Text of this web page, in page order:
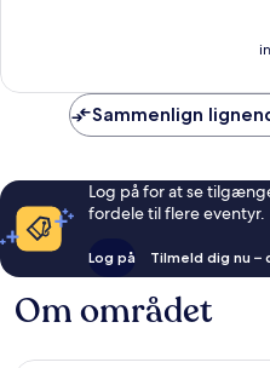
anmeldelser
Sammenlign
Log på for at se
fordele til flere eventyr.
Log på Tilmeld dig nu –
Om området